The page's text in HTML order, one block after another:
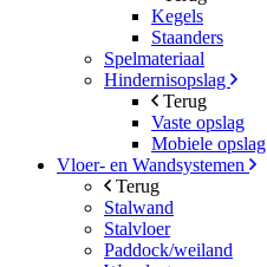
Kegels
Staanders
Spelmateriaal
Hindernisopslag
Terug
Vaste opslag
Mobiele opslag
Vloer- en Wandsystemen
Terug
Stalwand
Stalvloer
Paddock/weiland